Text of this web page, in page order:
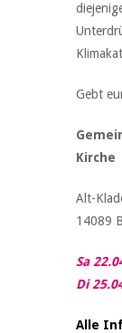
Gebt
Kirche
Alt-
14089
Sa
Di
Alle